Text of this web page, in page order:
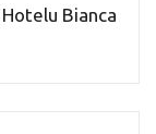
Bianca